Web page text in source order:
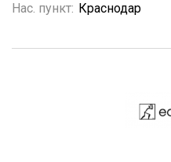
Нас. пункт: Краснодар